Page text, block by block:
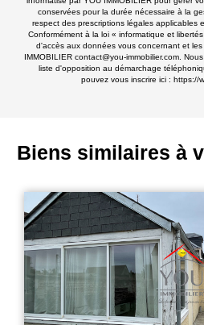
conservées pour la durée nécessaire à la
respect des prescriptions légales applicables
Conformément à la loi « informatique et
d'accès aux données vous concernant et
IMMOBILIER contact@you-immobilier.com.
liste d'opposition au démarchage
pouvez vous inscrire ici : https://
Biens similaires à